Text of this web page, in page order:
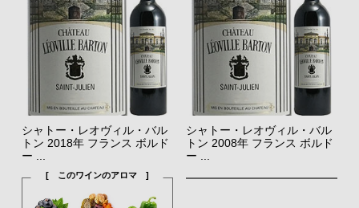
シャトー・レオヴィル・バル
トン 2018年 フランス ボルド
ー ...
[ このワインのアロマ ]
シャトー・レオヴィル・バル
トン 2008年 フランス ボルド
ー ...